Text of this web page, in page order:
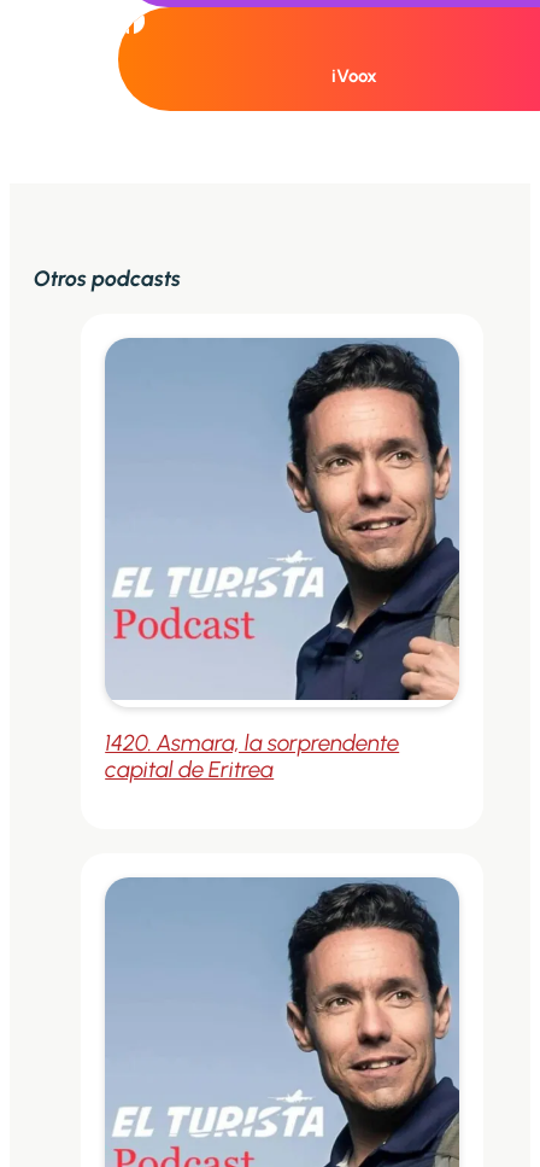
iVoox
Otros podcasts
1420. Asmara, la sorprendente
capital de Eritrea